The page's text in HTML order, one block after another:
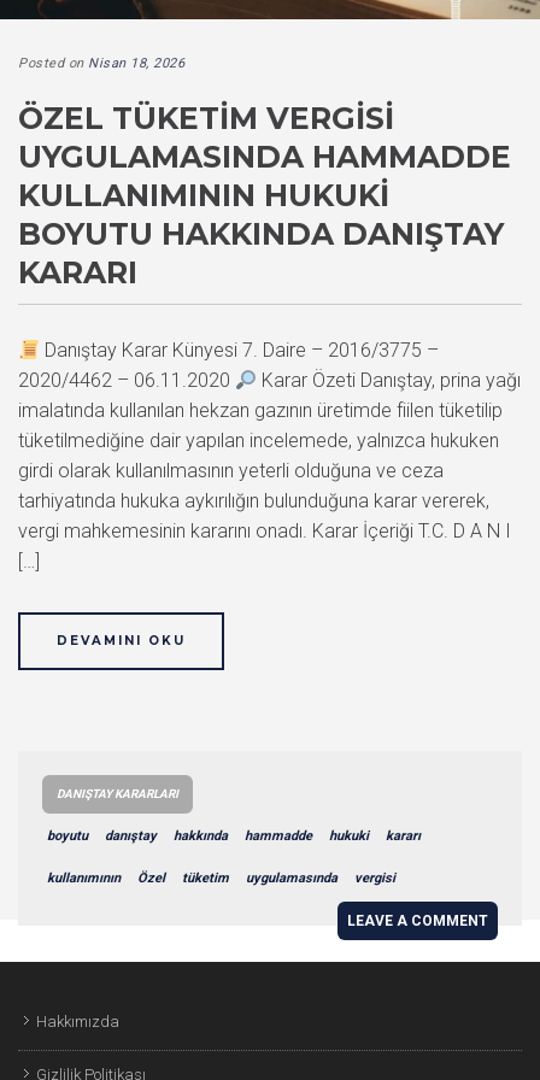
Posted on Nisan 18, 2026
ÖZEL TÜKETIM VERGISI
UYGULAMASINDA HAMMADDE
KULLANIMININ HUKUKI
BOYUTU HAKKINDA DANIŞTAY
KARARI
Danıştay Karar Künyesi 7. Daire – 2016/3775 –
2020/4462 – 06.11.2020
Karar Özeti Danıştay, prina yağı
imalatında kullanılan hekzan gazının üretimde fiilen tüketilip
tüketilmediğine dair yapılan incelemede, yalnızca hukuken
girdi olarak kullanılmasının yeterli olduğuna ve ceza
tarhiyatında hukuka aykırılığın bulunduğuna karar vererek,
vergi mahkemesinin kararını onadı. Karar İçeriği T.C. D A N I
[…]
DEVAMINI OKU
DANIŞTAY KARARLARI
boyutu danıştay hakkında hammadde hukuki kararı
kullanımının Özel tüketim uygulamasında vergisi
LEAVE A COMMENT
Hakkımızda
Gizlilik Politikası